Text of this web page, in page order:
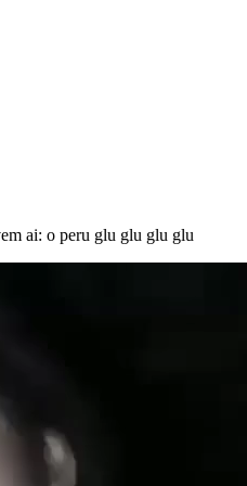
ai: o peru glu glu glu glu